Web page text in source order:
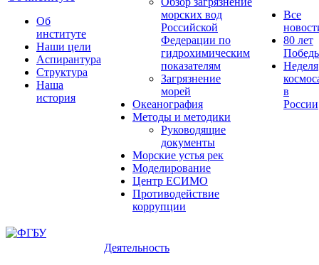
Об
институте
Наши цели
Аспирантура
Структура
Наша
история
морских вод
Российской
Федерации по
гидрохимическим
показателям
Загрязнение
морей
Океанография
Методы и методики
Руководящие
документы
Морские устья рек
Моделирование
Центр ЕСИМО
Противодействие
коррупции
Все
80 лет
Неделя
в
России
Деятельность